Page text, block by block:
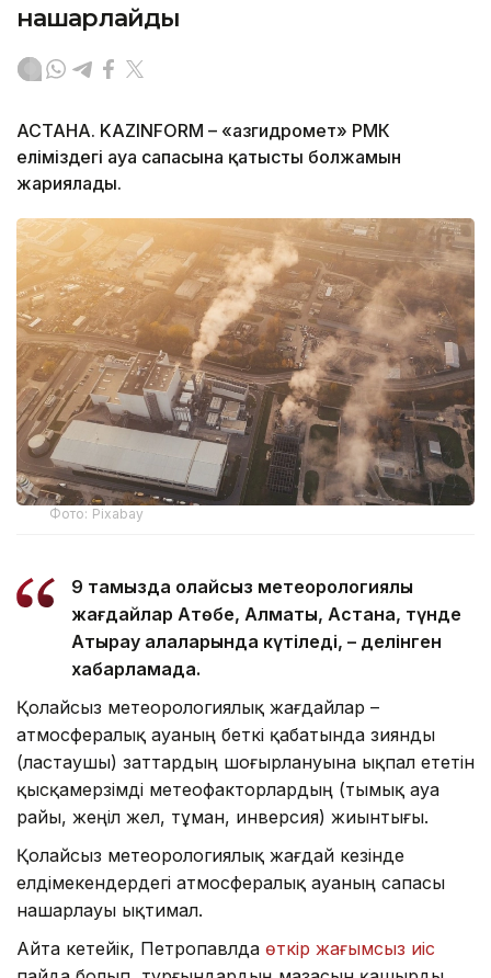
нашарлайды
АСТАНА. KAZINFORM – «Қазгидромет» РМК
еліміздегі ауа сапасына қатысты болжамын
жариялады.
Фото: Pixabay
9 тамызда қолайсыз метеорологиялық
жағдайлар Ақтөбе, Алматы, Астана, түнде
Атырау қалаларында күтіледі, – делінген
хабарламада.
Қолайсыз метеорологиялық жағдайлар –
атмосфералық ауаның беткі қабатында зиянды
(ластаушы) заттардың шоғырлануына ықпал ететін
қысқамерзімді метеофакторлардың (тымық ауа
райы, жеңіл жел, тұман, инверсия) жиынтығы.
Қолайсыз метеорологиялық жағдай кезінде
елдімекендердегі атмосфералық ауаның сапасы
нашарлауы ықтимал.
Айта кетейік, Петропавлда өткір жағымсыз иіс